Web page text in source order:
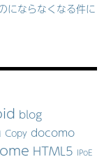
ならなくなる件に
blog
Copy docomo
HTML5 IPoE